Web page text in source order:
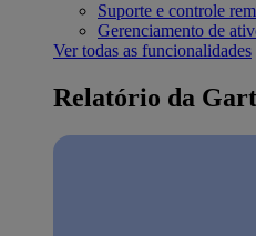
Suporte e controle
Gerenciamento de
Ver todas as funcionalidades
Relatório da